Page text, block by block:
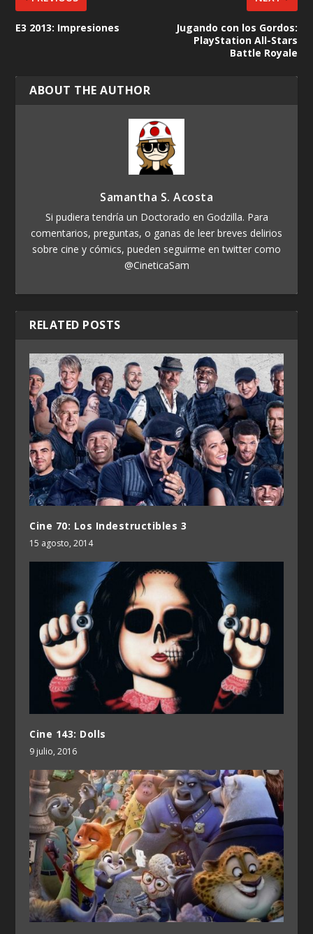
E3 2013: Impresiones
Jugando con los Gordos:
PlayStation All-Stars
Battle Royale
ABOUT THE AUTHOR
Samantha S. Acosta
Si pudiera tendría un Doctorado en Godzilla. Para
comentarios, preguntas, o ganas de leer breves delirios
sobre cine y cómics, pueden seguirme en twitter como
@CineticaSam
RELATED POSTS
Cine 70: Los Indestructibles 3
15 agosto, 2014
Cine 143: Dolls
9 julio, 2016